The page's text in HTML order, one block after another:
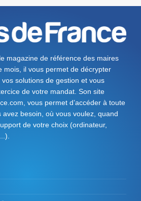
magazine de référence des maires
mois, il vous permet de décrypter
solutions de gestion et vous
de votre mandat. Son site
vous permet d’accéder à toute
besoin, où vous voulez, quand
de votre choix (ordinateur,